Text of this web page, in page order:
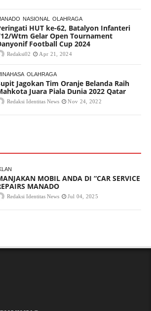
NASIONAL OLAHRAGA
HUT ke-62, Batalyon Infanteri
Wtm Gelar Open Tournament
Football Cup 2024
Redaksi02 Apr 21, 2024
OLAHRAGA
Jagokan Tim Oranje Belanda Raih
Juara Piala Dunia 2022 Qatar
Redaksi Identitas News Nov 24, 2022
MOBIL ANDA DI “CAR SERVICE
MANADO
Redaksi Identitas News Jul 04, 2025